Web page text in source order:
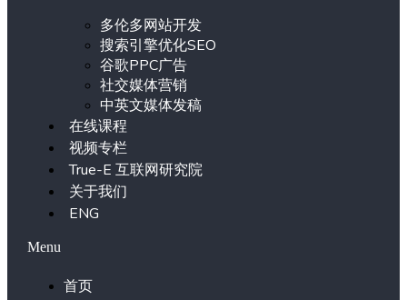
多伦多网站开发
搜索引擎优化SEO
谷歌PPC广告
社交媒体营销
中英文媒体发稿
在线课程
视频专栏
True-E 互联网研究院
关于我们
ENG
Menu
首页